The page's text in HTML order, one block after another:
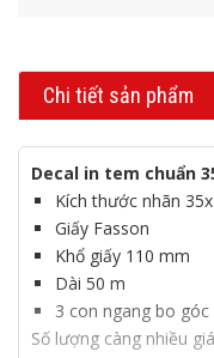
Chi tiết sản phẩm
Decal in tem chuẩn
Kích thước nhãn
Giấy Fasson
Khổ giấy 110 mm
Dài 50 m
3 con ngang bo góc
Số lượng càng nhiều